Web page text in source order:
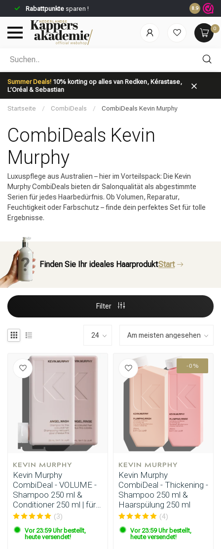
Rabattpunktesparen ! 8.9
0
Summer Deals! 10% korting op alles van Redken, Kérastase,
L’Oréal & Sebastian
Nach welcher Kategorie suchst du?
Marken
Startseite / CombiDeals / CombiDeals Kevin Murphy
CombiDeals Kevin
Murphy
Luxuspflege aus Australien – hier im Vorteilspack: Die Kevin
Murphy CombiDeals bieten dir Salonqualität als abgestimmte
Serien für jedes Haarbedürfnis. Ob Volumen, Reparatur,
Feuchtigkeit oder Farbschutz – finde dein perfektes Set für tolle
Ergebnisse.
Finden Sie Ihr ideales HaarproduktStart
Filter
KEVIN MURPHY
Kevin Murphy
CombiDeal - VOLUME -
Shampoo 250 ml &
Conditioner 250 ml | für
feines Haar(3)
Vor 23:59 Uhr bestellt,
heute versendet!
-0%
KEVIN MURPHY
Kevin Murphy
CombiDeal - Thickening -
Shampoo 250 ml &
Haarspülung 250 ml
(4)
Vor 23:59 Uhr bestellt,
heute versendet!